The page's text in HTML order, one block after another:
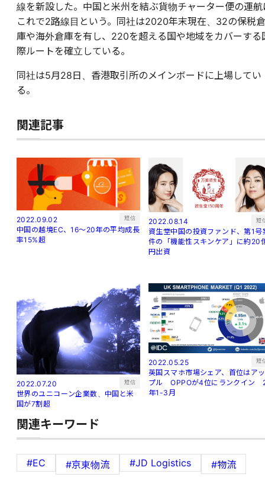
線を新設した。中国と米州を結ぶ貨物チャーター便の運航
これで2路線目という。同社は2020年末現在、32の保税倉
庫や海外倉庫を有し、220を超える国や地域をカバーする
際ルートを確立している。
同社は5月28日、香港取引所のメインボードに上場してい
る。
関連記事
2022.09.02 短信
中国の越境EC、16～20年の平均成長
率15%超
2022.08.14 短
資生堂中国の投資ファンド、第1号
件の「機能性スキンケア」に約20
円出資
2022.07.20 短信
世界のユニコーン企業数、中国と米
国が7割超
2022.05.25 短
英国スマホ市場シェア、首位はアッ
プル OPPOが4位にランクイン
年1-3月
関連キーワード
#EC #京東物流 #JD Logistics #物流